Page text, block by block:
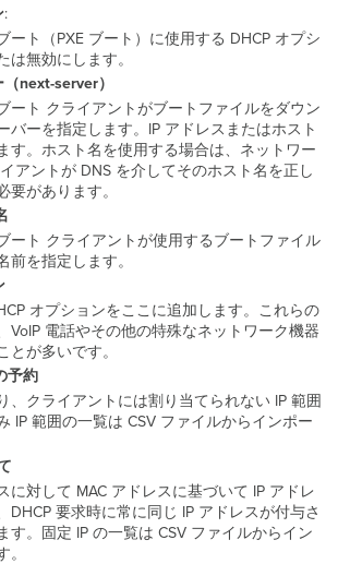
:
ート（PXE ブート）に使用する DHCP オプシ
は無効にします。
next-server）
ート クライアントがブートファイルをダウン
バーを指定します。IP アドレスまたはホスト
す。ホスト名を使用する場合は、ネットワー
アントが DNS を介してそのホスト名を正し
要があります。
ート クライアントが使用するブートファイル
前を指定します。
オプションをここに追加します。これらの
VoIP 電話やその他の特殊なネットワーク機器
とが多いです。
予約
、クライアントには割り当てられない IP 範囲
IP 範囲の一覧は CSV ファイルからインポー
に対して MAC アドレスに基づいて IP アドレ
DHCP 要求時に常に同じ IP アドレスが付与さ
す。
固定 IP の一覧は CSV ファイルからイン